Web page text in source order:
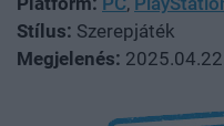
Stílus: Szerepjáték
Megjelenés: